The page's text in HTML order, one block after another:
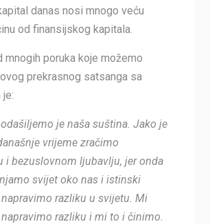
danas nosi mnogo veću
od finansijskog kapitala.
mnogih poruka koje možemo
prekrasnog satsanga sa
je naša suština. Jako je
vrijeme zračimo
i bezuslovnom ljubavlju, jer onda
svijet oko nas i istinski
razliku u svijetu. Mi
razliku i mi to i činimo.